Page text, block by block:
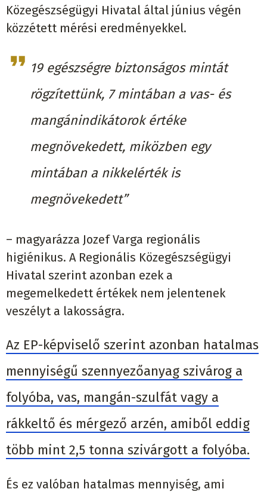
Közegészségügyi Hivatal által június végén
közzétett mérési eredményekkel.
19 egészségre biztonságos mintát
rögzítettünk, 7 mintában a vas- és
mangánindikátorok értéke
megnövekedett, miközben egy
mintában a nikkelérték is
megnövekedett”
– magyarázza Jozef Varga regionális
higiénikus. A Regionális Közegészségügyi
Hivatal szerint azonban ezek a
megemelkedett értékek nem jelentenek
veszélyt a lakosságra.
Az EP-képviselő szerint azonban hatalmas
mennyiségű szennyezőanyag szivárog a
folyóba, vas, mangán-szulfát vagy a
rákkeltő és mérgező arzén, amiből eddig
több mint 2,5 tonna szivárgott a folyóba.
És ez valóban hatalmas mennyiség, ami